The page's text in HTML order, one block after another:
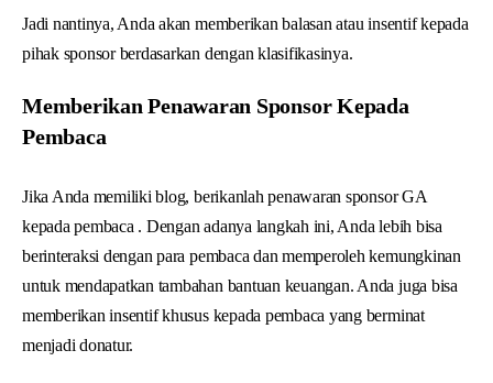
Jadi nantinya, Anda akan memberikan balasan atau insentif kepada
pihak sponsor berdasarkan dengan klasifikasinya.
Memberikan Penawaran Sponsor Kepada
Pembaca
Jika Anda memiliki blog, berikanlah penawaran sponsor GA
kepada pembaca . Dengan adanya langkah ini, Anda lebih bisa
berinteraksi dengan para pembaca dan memperoleh kemungkinan
untuk mendapatkan tambahan bantuan keuangan. Anda juga bisa
memberikan insentif khusus kepada pembaca yang berminat
menjadi donatur.